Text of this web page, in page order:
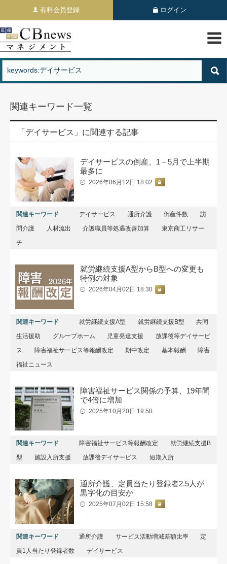
有料会員登録 ログイン
関連キーワード一覧
「デイサービス」に関連する記事
デイサービスの倒産、1－5月で上半期
最多に
2026年06月12日 18:02
関連キーワード デイサービス 通所介護 倒産件数
訪
問介護
人材流出 介護職員等処遇改善加算
東京商工リサー
チ
就労継続支援A型からB型への変更も
特例の対象
2026年04月02日 18:30
関連キーワード 就労継続支援A型 就労継続支援B型
共同
生活援助
グループホーム 児童発達支援
放課後等デイサービ
ス
障害福祉サービス等報酬改定 期中改定 基本報酬
障害
福祉ニュース
障害福祉サービス関係の予算、19年間
で4倍に増加
2025年10月20日 19:50
関連キーワード 障害福祉サービス等報酬改定
就労継続支援B
型
施設入所支援 放課後デイサービス 短期入所
通所介護、定員当たり登録者2.5人が
黒字化の目安か
2025年07月02日 15:58
関連キーワード 通所介護 サービス活動増減差額比率
定
員1人当たり登録者数
デイサービス